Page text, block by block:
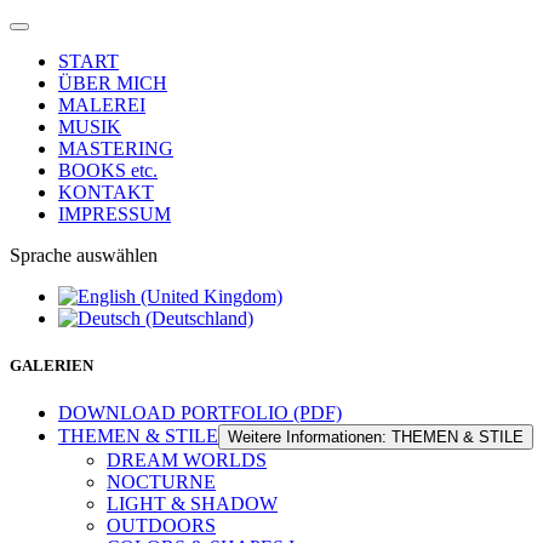
START
ÜBER MICH
MALEREI
MUSIK
MASTERING
BOOKS etc.
KONTAKT
IMPRESSUM
Sprache auswählen
GALERIEN
DOWNLOAD PORTFOLIO (PDF)
THEMEN & STILE Weitere Informationen: THEMEN & STILE
DREAM WORLDS
NOCTURNE
LIGHT & SHADOW
OUTDOORS